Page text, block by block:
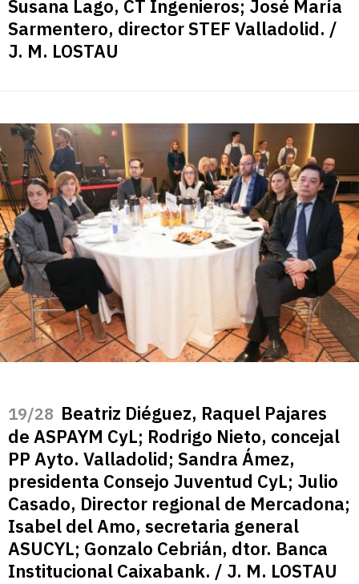
Susana Lago, CT Ingenieros; José María
Sarmentero, director STEF Valladolid. /
J. M. LOSTAU
/28 Beatriz Diéguez, Raquel Pajares
de ASPAYM CyL; Rodrigo Nieto, concejal
PP Ayto. Valladolid; Sandra Ámez,
presidenta Consejo Juventud CyL; Julio
Casado, Director regional de Mercadona;
Isabel del Amo, secretaria general
ASUCYL; Gonzalo Cebrián, dtor. Banca
Institucional Caixabank. / J. M. LOSTAU